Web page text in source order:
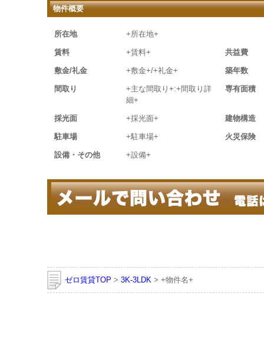
物件概要
所在地 +所在地+
賃料 +賃料+ 共益費
敷金/礼金 +敷金+/+礼金+ 築年数
間取り
+主な間取り+:+間取り詳
細+
専有面積
採光面 +採光面+ 建物構造
駐車場 +駐車場+ 火災保険
設備・その他 +設備+
ゼロ賃貸TOP > 3K-3LDK > +物件名+